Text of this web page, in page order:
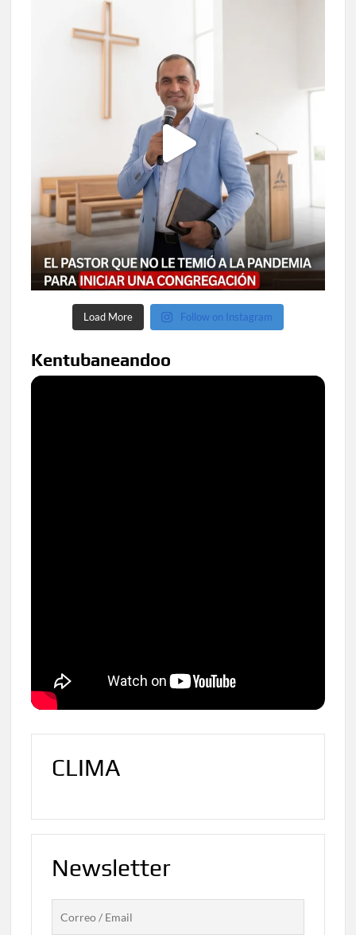
Load More Follow on Instagram
Kentubaneandoo
CLIMA
Newsletter